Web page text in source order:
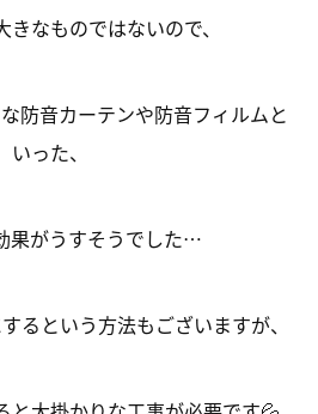
なものではないので、
防音カーテンや防音フィルムと
いった、
果がうすそうでした…
るという方法もございますが、